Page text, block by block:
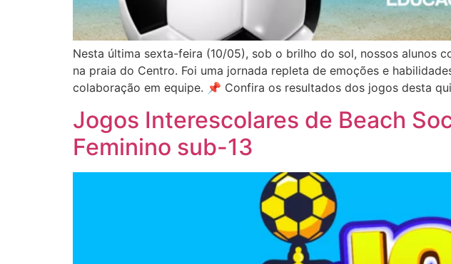
Nesta última sexta-feira (10/05), sob o brilho do sol, nossos alunos
na praia do Centro. Foi uma jornada repleta de emoções e
colaboração em equipe. 📌 Confira os resultados dos jogos desta
Jogos Interescolares de Beach
Feminino sub-13